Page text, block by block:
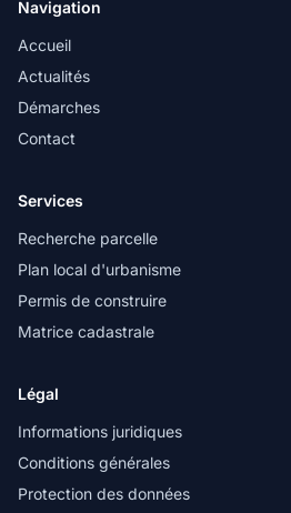
Navigation
Accueil
Actualités
Démarches
Contact
Services
Recherche parcelle
Plan local d'urbanisme
Permis de construire
Matrice cadastrale
Légal
Informations juridiques
Conditions générales
Protection des données